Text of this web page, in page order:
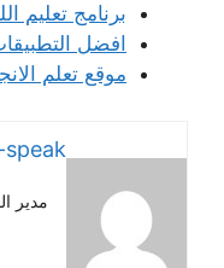
برنامج تعليم
افضل
موقع تعلم
مدير